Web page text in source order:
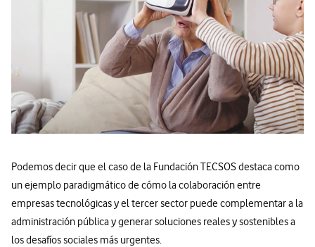
Podemos decir que el caso de la Fundación TECSOS destaca como
un ejemplo paradigmático de cómo la colaboración entre
empresas tecnológicas y el tercer sector puede complementar a la
administración pública y generar soluciones reales y sostenibles a
los desafíos sociales más urgentes.